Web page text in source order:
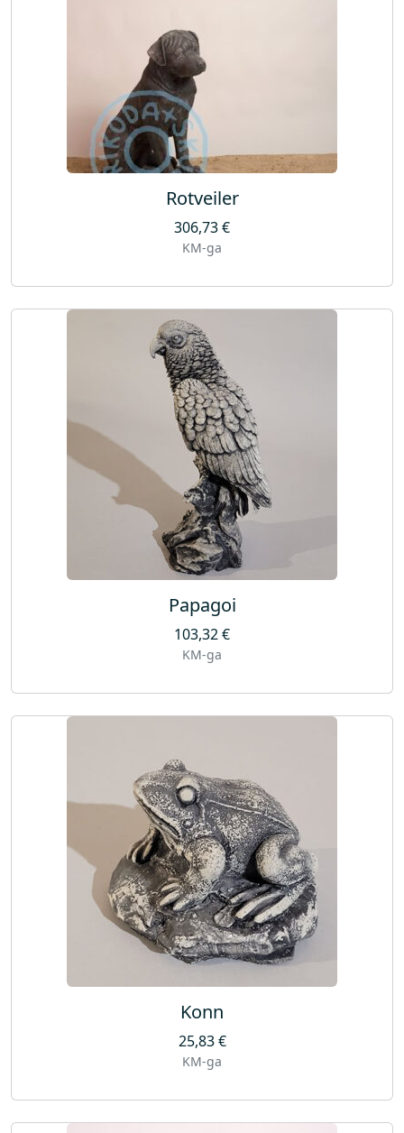
Rotveiler
306,73€
KM-ga
Papagoi
103,32€
KM-ga
Konn
25,83€
KM-ga